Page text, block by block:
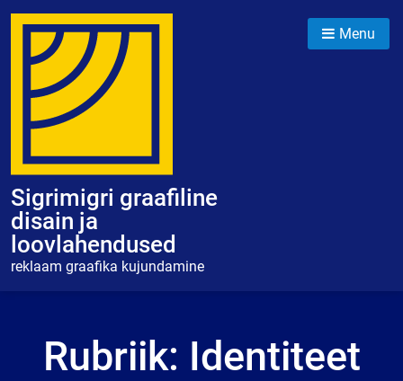
Skip
content
Sigrimigri graafiline
disain ja
loovlahendused
reklaam graafika kujundamine
Menu
Rubriik: Identiteet